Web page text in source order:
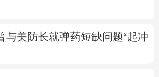
与美防长就弹药短缺问题“起冲